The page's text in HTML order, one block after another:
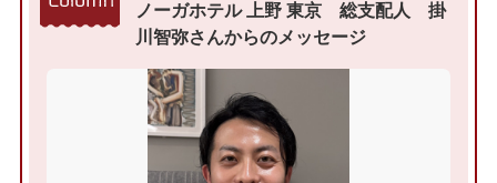
ノーガホテル 上野 東京 総支配人 掛
川智弥さんからのメッセージ